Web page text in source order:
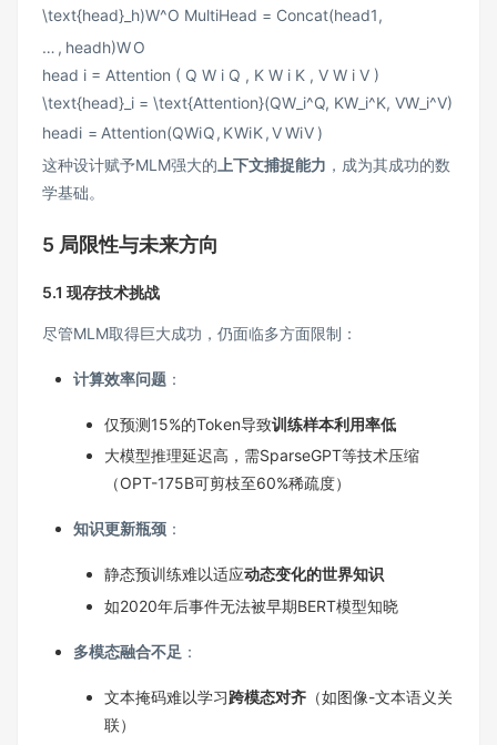
\text{head}_h)W^O MultiHead = Concat(head1,
… , headh)WO
head i = Attention ( Q W i Q , K W i K , V W i V )
\text{head}_i = \text{Attention}(QW_i^Q, KW_i^K, VW_i^V)
headi = Attention(QWiQ, KWiK,VWiV )
这种设计赋予MLM强大的 上下文捕捉能力 ，成为其成功的数
学基础。
5 局限性与未来方向
5.1 现存技术挑战
尽管MLM取得巨大成功，仍面临多方面限制：
计算效率问题 ：
仅预测15%的Token导致训练样本利用率低
大模型推理延迟高，需SparseGPT等技术压缩
（OPT-175B可剪枝至60%稀疏度）
知识更新瓶颈 ：
静态预训练难以适应动态变化的世界知识
如2020年后事件无法被早期BERT模型知晓
多模态融合不足 ：
文本掩码难以学习跨模态对齐 （如图像-文本语义关
联）